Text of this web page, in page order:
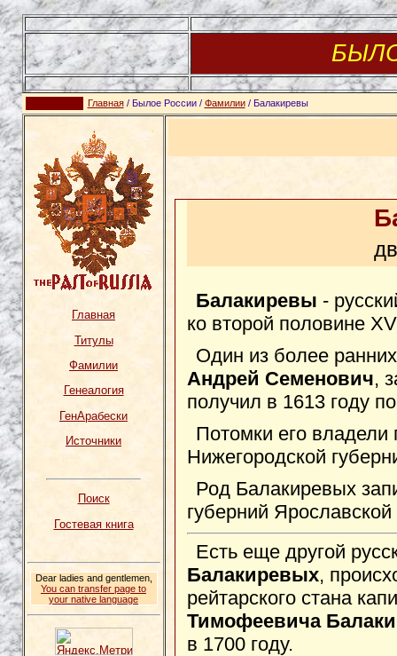
Главная/ Былое России / Фамилии/ Балакиревы
Главная
Титулы
Фамилии
Генеалогия
ГенАрабески
Источники
Поиск
Гостевая книга
Dear ladies and gentlemen,
You can transfer page to
your native language
Балакиревы -
ко второй половине
Один из более
Андрей Семенович,
получил в 1613 году
Потомки его
Нижегородской
Род Балакиревых
губерний
Есть еще другой
Балакиревых,
рейтарского стана
Тимофеевича
в 1700 году.